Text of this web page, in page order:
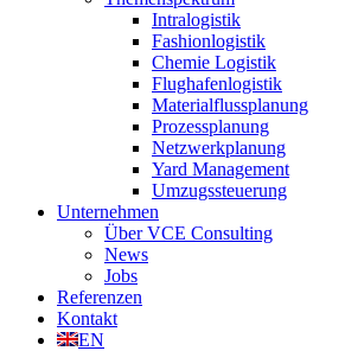
Intralogistik
Fashionlogistik
Chemie Logistik
Flughafenlogistik
Materialflussplanung
Prozessplanung
Netzwerkplanung
Yard Management
Umzugssteuerung
Unternehmen
Über VCE Consulting
News
Jobs
Referenzen
Kontakt
EN